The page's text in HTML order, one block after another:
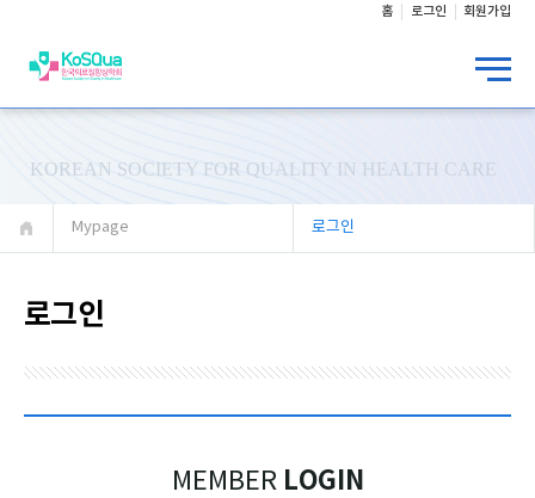
홈 로그인 회원가입
KOREAN SOCIETY FOR QUALITY IN HEALTH CARE
Mypage 로그인
로그인
MEMBER LOGIN